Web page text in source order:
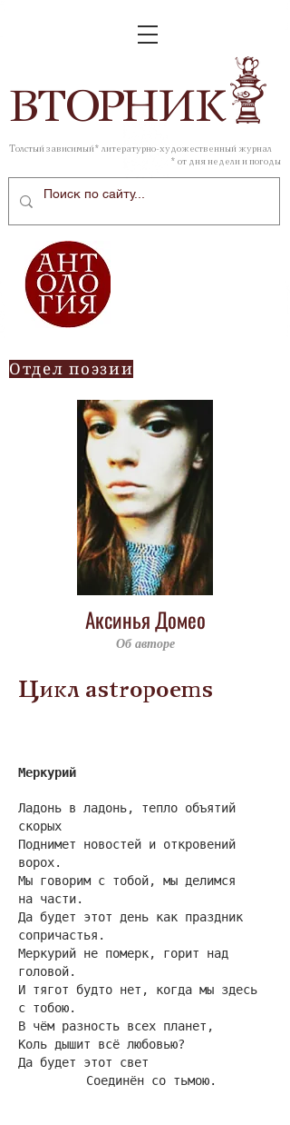
ВТОРНИК
Толстый зависимый* литературно-художественный журнал
* от дня недели и погоды
Отдел поэзии
Аксинья Домео
Об авторе
Цикл astropoems
Меркурий
Ладонь в ладонь, тепло объятий
скорых
Поднимет новостей и откровений
ворох.
Мы говорим с тобой, мы делимся
на части.
Да будет этот день как праздник
сопричастья.
Меркурий не померк, горит над
головой.
И тягот будто нет, когда мы здесь
с тобою.
В чём разность всех планет,
Коль дышит всё любовью?
Да будет этот свет
Соединён со тьмою.